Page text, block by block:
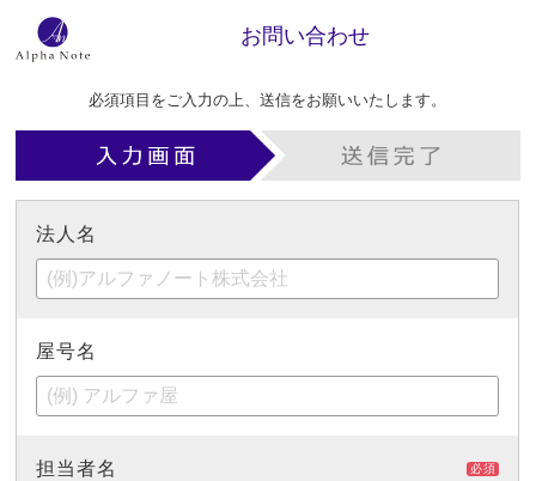
お問い合わせ
必須項目をご入力の上、送信をお願いいたします。
法人名
屋号名
担当者名 必須